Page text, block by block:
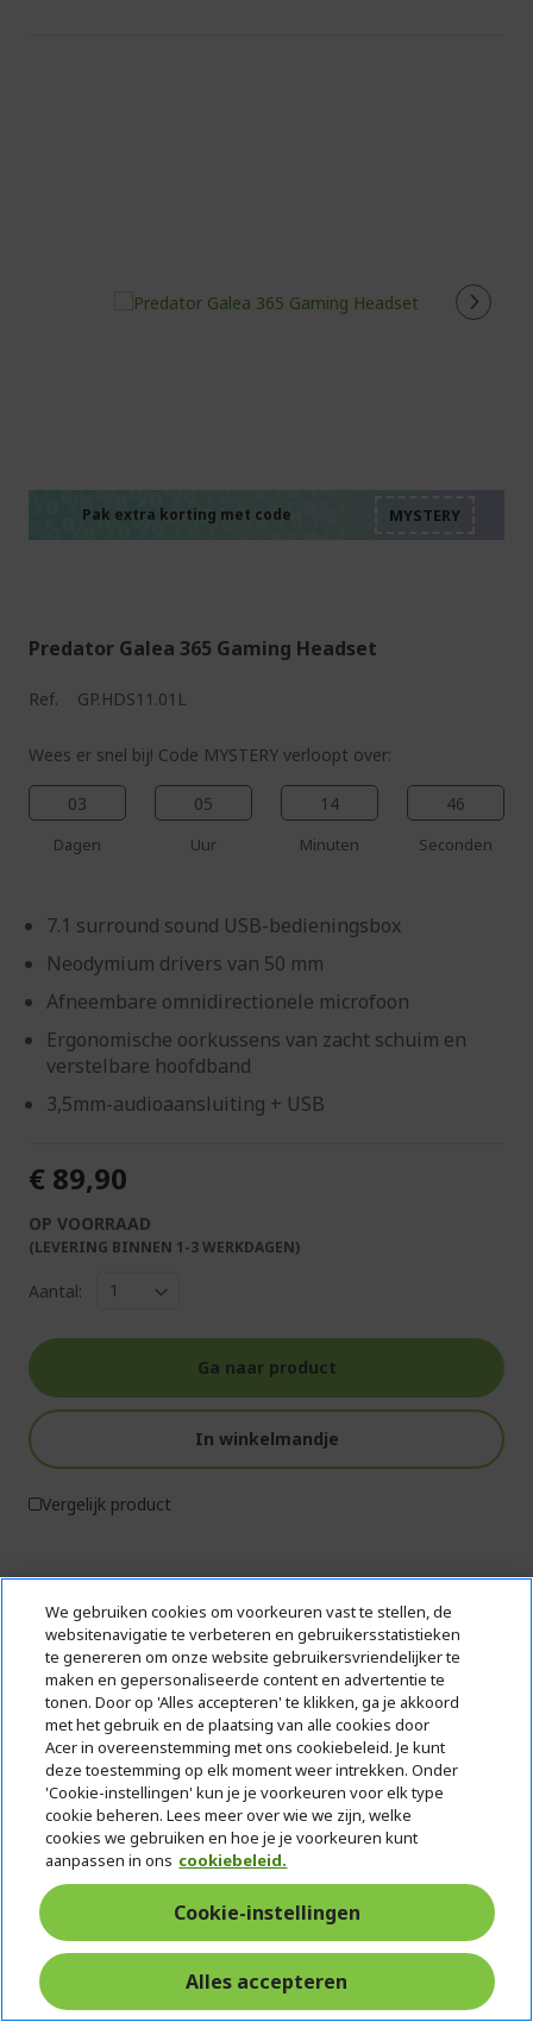
Pak extra korting met code
Predator Galea 365 Gaming Headset
Ref. GP.HDS11.01L
Wees er snel bij! Code MYSTERY verloopt over:
03
Dagen
05
Uur
14
Minuten
45
Seconden
7.1 surround sound USB-bedieningsbox
Neodymium drivers van 50 mm
Afneembare omnidirectionele microfoon
Ergonomische oorkussens van zacht schuim en
verstelbare hoofdband
3,5mm-audioaansluiting + USB
€ 89,90
OP VOORRAAD
(LEVERING BINNEN 1-3 WERKDAGEN)
Aantal:
Ga naar product
In winkelmandje
Vergelijk product
Sorteer op
Toon
U
lees
momenteel
pagina
1 Pagina
2
We gebruiken Trusted Shops als een onafhankelijke dienstverlener voor
het verzamelen van beoordelingen. Trusted Shops heeft redelijke en
proportionele maatregelen genomen om te garanderen dat het om echte
recensies gaat.
Meer informatie over Trusted Shops
We gebruiken cookies om voorkeuren vast te stellen, de
websitenavigatie te verbeteren en gebruikersstatistieken
te genereren om onze website gebruikersvriendelijker te
maken en gepersonaliseerde content en advertentie te
tonen. Door op 'Alles accepteren' te klikken, ga je akkoord
met het gebruik en de plaatsing van alle cookies door
Acer in overeenstemming met ons cookiebeleid. Je kunt
deze toestemming op elk moment weer intrekken. Onder
'Cookie-instellingen' kun je je voorkeuren voor elk type
cookie beheren. Lees meer over wie we zijn, welke
cookies we gebruiken en hoe je je voorkeuren kunt
aanpassen in ons cookiebeleid.
Cookie-instellingen
Alles accepteren